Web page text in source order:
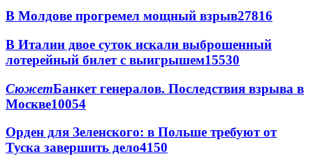
В Молдове прогремел мощный взрыв27816
В Италии двое суток искали выброшенный
лотерейный билет с выигрышем15530
СюжетБанкет генералов. Последствия взрыва в
Москве10054
Орден для Зеленского: в Польше требуют от
Туска завершить дело4150